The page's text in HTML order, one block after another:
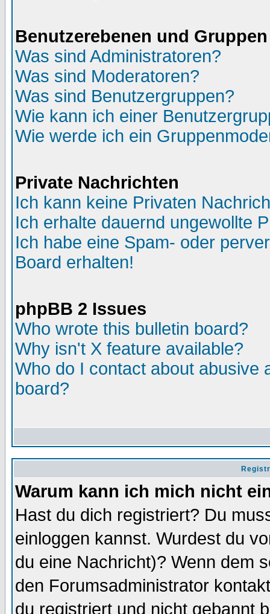
Benutzerebenen und Gruppen
Was sind Administratoren?
Was sind Moderatoren?
Was sind Benutzergruppen?
Wie kann ich einer
Wie werde ich ein
Private Nachrichten
Ich kann keine Privaten
Ich erhalte dauernd ungewollte
Ich habe eine Spam- oder
Board erhalten!
phpBB 2 Issues
Who wrote this bulletin board?
Why isn't X feature available?
Who do I contact about abusive
board?
Warum kann ich mich nicht
Hast du dich registriert? Du
einloggen kannst. Wurdest du
du eine Nachricht)? Wenn dem
den Forumsadministrator
du registriert und nicht gebannt